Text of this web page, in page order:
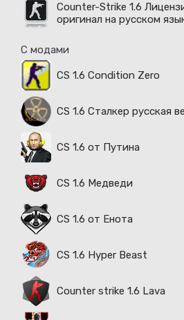
Counter-Strike 1.6
оригинал на русском
С модами
CS 1.6 Condition Zero
CS 1.6 Сталкер русская
CS 1.6 от Путина
CS 1.6 Медведи
CS 1.6 от Енота
CS 1.6 Hyper Beast
Counter strike 1.6 Lava